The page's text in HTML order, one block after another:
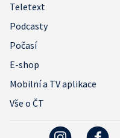
Teletext
Podcasty
Počasí
E-shop
Mobilní a TV aplikace
Vše o ČT